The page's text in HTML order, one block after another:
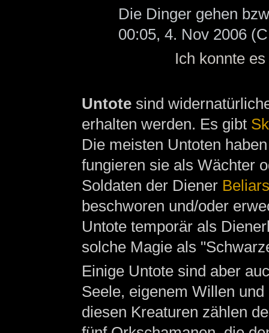
Die Dinger gehen
00:05, 4. Nov 2006
Ich konnte
Untotesind
erhalten werden. Es gibt
Die meisten Untoten
fungieren sie als Wächter
Soldaten der Diener Beliars
beschworen und/oder
Untote temporär als
solche Magie als
Einige Untote sind aber
Seele, eigenem Willen
diesen Kreaturen zählen